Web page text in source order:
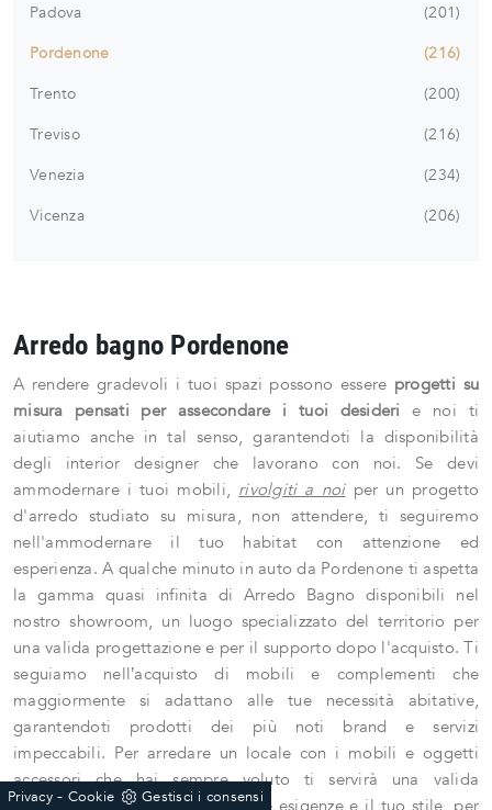
Padova
201
Pordenone
216
Trento
200
Treviso
216
Venezia
234
Vicenza
206
Arredo bagno Pordenone
A rendere gradevoli i tuoi spazi possono essere progetti su
misura pensati per assecondare i tuoi desideri e noi ti
aiutiamo anche in tal senso, garantendoti la disponibilità
degli interior designer che lavorano con noi. Se devi
ammodernare i tuoi mobili, rivolgiti a noiper un progetto
d'arredo studiato su misura, non attendere, ti seguiremo
nell'ammodernare il tuo habitat con attenzione ed
esperienza. A qualche minuto in auto da Pordenone ti aspetta
la gamma quasi infinita di Arredo Bagno disponibili nel
nostro showroom, un luogo specializzato del territorio per
una valida progettazione e per il supporto dopo l'acquisto. Ti
seguiamo nell’acquisto di mobili e complementi che
maggiormente si adattano alle tue necessità abitative,
garantendoti prodotti dei più noti brand e servizi
impeccabili. Per arredare un locale con i mobili e oggetti
accessori che hai sempre voluto ti servirà una valida
progettazione, che esprima le tue esigenze e il tuo stile, per
Privacy- Cookie Gestisci i consensi